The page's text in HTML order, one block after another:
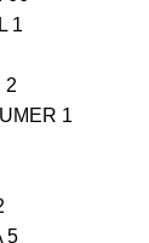
1
2
1
5